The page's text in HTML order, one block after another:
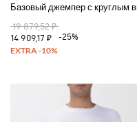
Базовый джемпер с круглым
19 879,52 ₽
14 909,17 ₽
-25%